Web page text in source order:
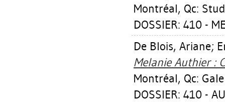
Montréal, Qc:
DOSSIER: 410 -
De Blois, Ariane;
Melanie Authier :
Montréal, Qc:
DOSSIER: 410 -